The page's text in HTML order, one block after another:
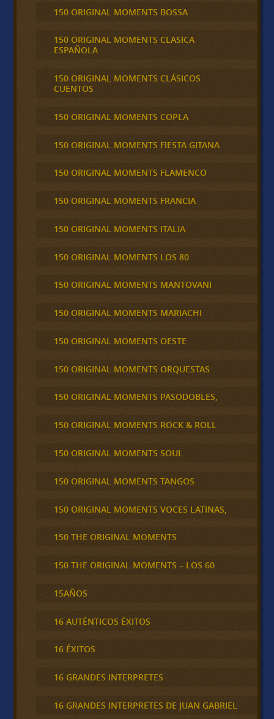
150 ORIGINAL MOMENTS BOSSA
150 ORIGINAL MOMENTS CLASICA
ESPAÑOLA
150 ORIGINAL MOMENTS CLÁSICOS
CUENTOS
150 ORIGINAL MOMENTS COPLA
150 ORIGINAL MOMENTS FIESTA GITANA
150 ORIGINAL MOMENTS FLAMENCO
150 ORIGINAL MOMENTS FRANCIA
150 ORIGINAL MOMENTS ITALIA
150 ORIGINAL MOMENTS LOS 80
150 ORIGINAL MOMENTS MANTOVANI
150 ORIGINAL MOMENTS MARIACHI
150 ORIGINAL MOMENTS OESTE
150 ORIGINAL MOMENTS ORQUESTAS
150 ORIGINAL MOMENTS PASODOBLES,
150 ORIGINAL MOMENTS ROCK & ROLL
150 ORIGINAL MOMENTS SOUL
150 ORIGINAL MOMENTS TANGOS
150 ORIGINAL MOMENTS VOCES LATINAS,
150 THE ORIGINAL MOMENTS
150 THE ORIGINAL MOMENTS – LOS 60
15AÑOS
16 AUTÉNTICOS ÉXITOS
16 ÉXITOS
16 GRANDES INTERPRETES
16 GRANDES INTERPRETES DE JUAN GABRIEL